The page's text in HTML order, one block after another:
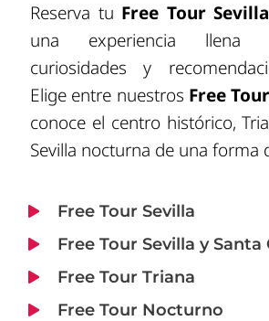
Reserva tu Free Tour Sevilla
una experiencia llena
curiosidades y
Elige entre nuestros Free
conoce el centro histórico,
Sevilla nocturna de una forma
Free Tour Sevilla
Free Tour Sevilla y Santa
Free Tour Triana
Free Tour Nocturno